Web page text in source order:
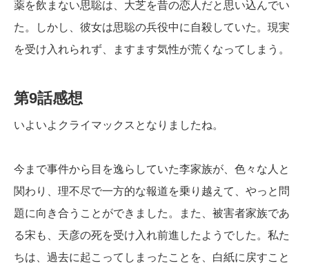
薬を飲まない思聡は、大芝を昔の恋人だと思い込んでい
た。しかし、彼女は思聡の兵役中に自殺していた。現実
を受け入れられず、ますます気性が荒くなってしまう。
第9話感想
いよいよクライマックスとなりましたね。
今まで事件から目を逸らしていた李家族が、色々な人と
関わり、理不尽で一方的な報道を乗り越えて、やっと問
題に向き合うことができました。また、被害者家族であ
る宋も、天彦の死を受け入れ前進したようでした。私た
ちは、過去に起こってしまったことを、白紙に戻すこと